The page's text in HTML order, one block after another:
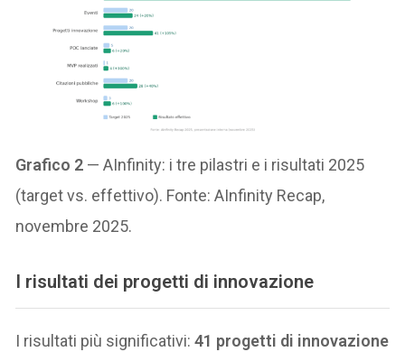
Grafico 2 — AInfinity: i tre pilastri e i risultati 2025
(target vs. effettivo). Fonte: AInfinity Recap,
novembre 2025.
I risultati dei progetti di innovazione
I risultati più significativi:41 progetti di innovazione